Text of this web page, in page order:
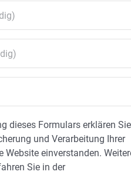
dieses Formulars erklären Sie
und Verarbeitung Ihrer
Website einverstanden.
Sie in der